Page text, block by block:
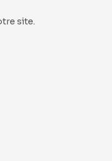
site.